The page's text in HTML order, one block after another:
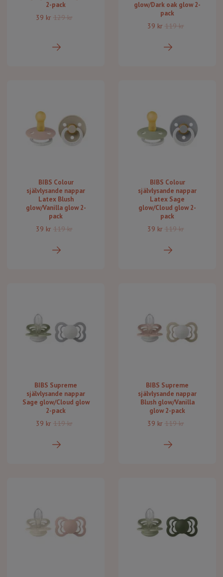
2-pack
39 kr 129 kr
glow/Dark oak glow 2-
pack
39 kr 119 kr
BIBS Colour
självlysande nappar
Latex Blush
glow/Vanilla glow 2-
pack
39 kr 119 kr
BIBS Colour
självlysande nappar
Latex Sage
glow/Cloud glow 2-
pack
39 kr 119 kr
BIBS Supreme
självlysande nappar
Sage glow/Cloud glow
2-pack
39 kr 119 kr
BIBS Supreme
självlysande nappar
Blush glow/Vanilla
glow 2-pack
39 kr 119 kr